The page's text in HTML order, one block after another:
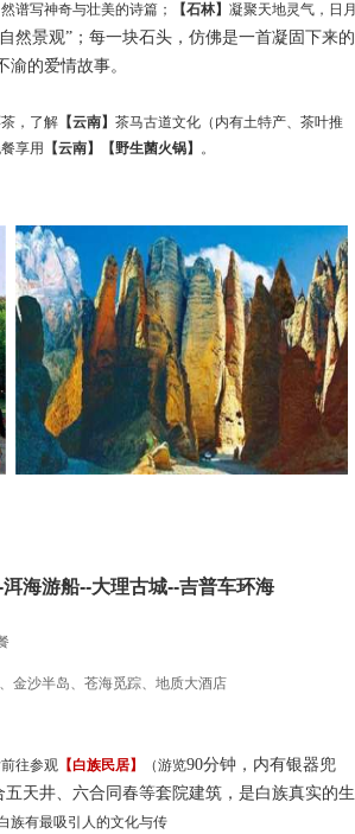
谱写神奇与壮美的诗篇； 【石林】 凝聚天地灵气，日月
然景观”；每一块石头，仿佛是一首凝固下来的
渝的爱情故事。
，了解【云南】 茶马古道文化（内有土特产、茶叶推
享用 【云南】 【野生菌火锅】 。
海游船--大理古城--吉普车环海
金沙半岛、苍海觅踪、地质大酒店
前往参观【白族民居】 （游览90分钟，内有银器兜
天井、六合同春等套院建筑，是白族真实的生
族有最吸引人的文化与传